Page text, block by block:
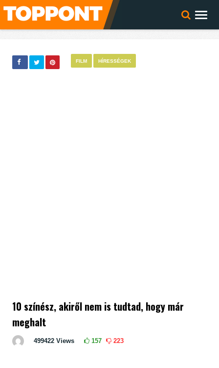
FILM HÍRESSÉGEK
10 színész, akiről nem is tudtad, hogy már
meghalt
499422 Views 157 223